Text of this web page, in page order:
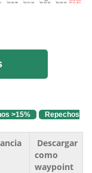
>15%
Repechos
Descargar
como
waypoint